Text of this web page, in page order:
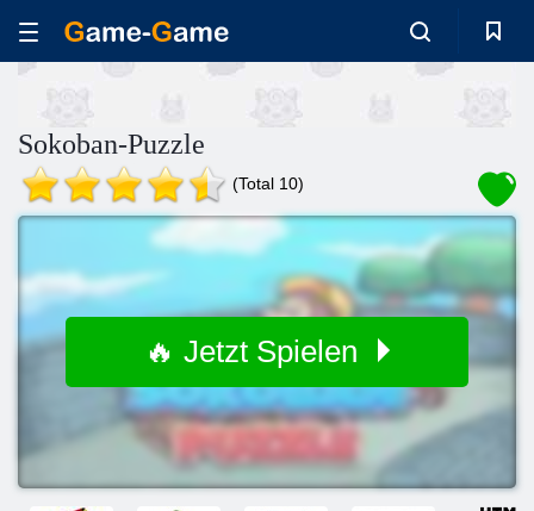
Sokoban-Puzzle
(Total 10)
🔥 Jetzt Spielen